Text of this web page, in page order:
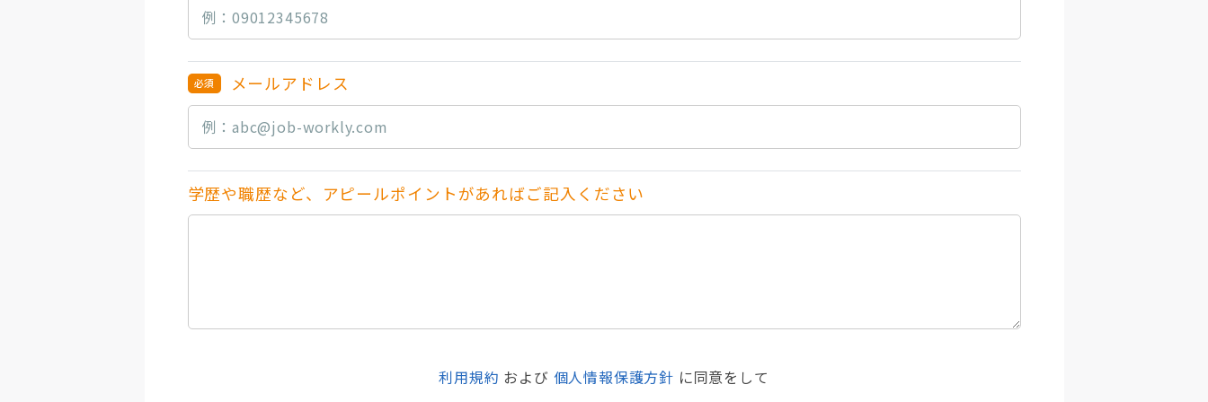
メールアドレス
学歴や職歴など、アピールポイントがあればご記入ください
利用規約 および 個人情報保護方針 に同意をして